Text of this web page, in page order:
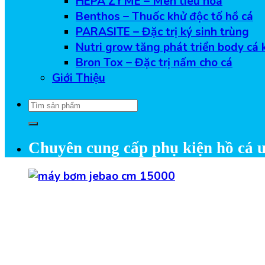
Benthos – Thuốc khử độc tố hồ cá
PARASITE – Đặc trị ký sinh trùng
Nutri grow tăng phát triển body cá
Bron Tox – Đặc trị nấm cho cá
Giới Thiệu
Tìm
kiếm:
Chuyên cung cấp phụ kiện hồ cá